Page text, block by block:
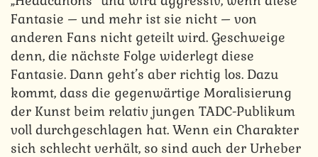
Fantasie – und mehr ist sie nicht – von
anderen Fans nicht geteilt wird. Geschweige
denn, die nächste Folge widerlegt diese
Fantasie. Dann geht’s aber richtig los. Dazu
kommt, dass die gegenwärtige Moralisierung
der Kunst beim relativ jungen TADC-Publikum
voll durchgeschlagen hat. Wenn ein Charakter
sich schlecht verhält, so sind auch der Urheber